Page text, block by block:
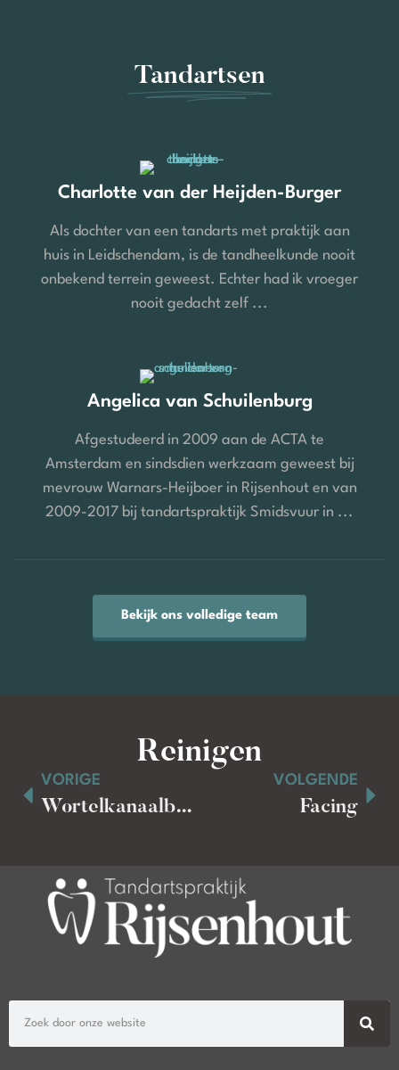
Tandartsen
Charlotte van der Heijden-Burger
Als dochter van een tandarts met praktijk aan
huis in Leidschendam, is de tandheelkunde nooit
onbekend terrein geweest. Echter had ik vroeger
nooit gedacht zelf ...
Angelica van Schuilenburg
Afgestudeerd in 2009 aan de ACTA te
Amsterdam en sindsdien werkzaam geweest bij
mevrouw Warnars-Heijboer in Rijsenhout en van
2009-2017 bij tandartspraktijk Smidsvuur in ...
Bekijk ons volledige team
Reinigen
VORIGE
Wortelkanaalbehandeling
VOLGENDE
Facing
Contact opnemen